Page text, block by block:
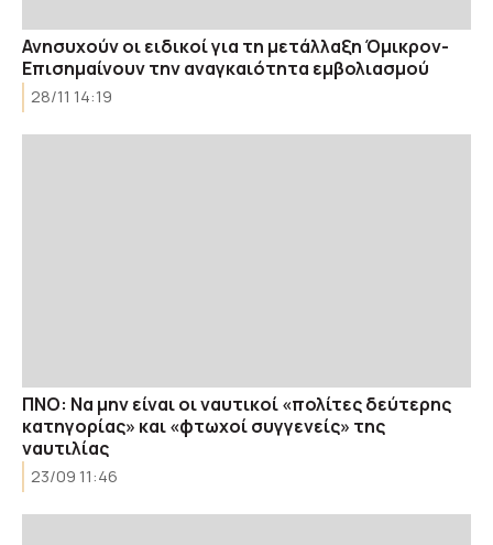
Ανησυχούν οι ειδικοί για τη μετάλλαξη Όμικρον-
Επισημαίνουν την αναγκαιότητα εμβολιασμού
28/11 14:19
ΠΝΟ: Να μην είναι οι ναυτικοί «πολίτες δεύτερης
κατηγορίας» και «φτωχοί συγγενείς» της
ναυτιλίας
23/09 11:46